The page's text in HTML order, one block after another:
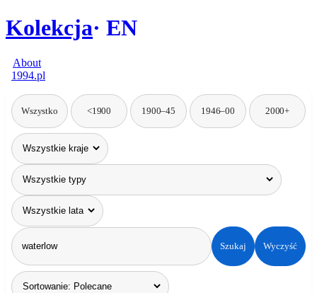
Kolekcja EN
About
1994.pl
Wszystko <1900 1900–45 1946–00 2000+
Szukaj Wyczyść